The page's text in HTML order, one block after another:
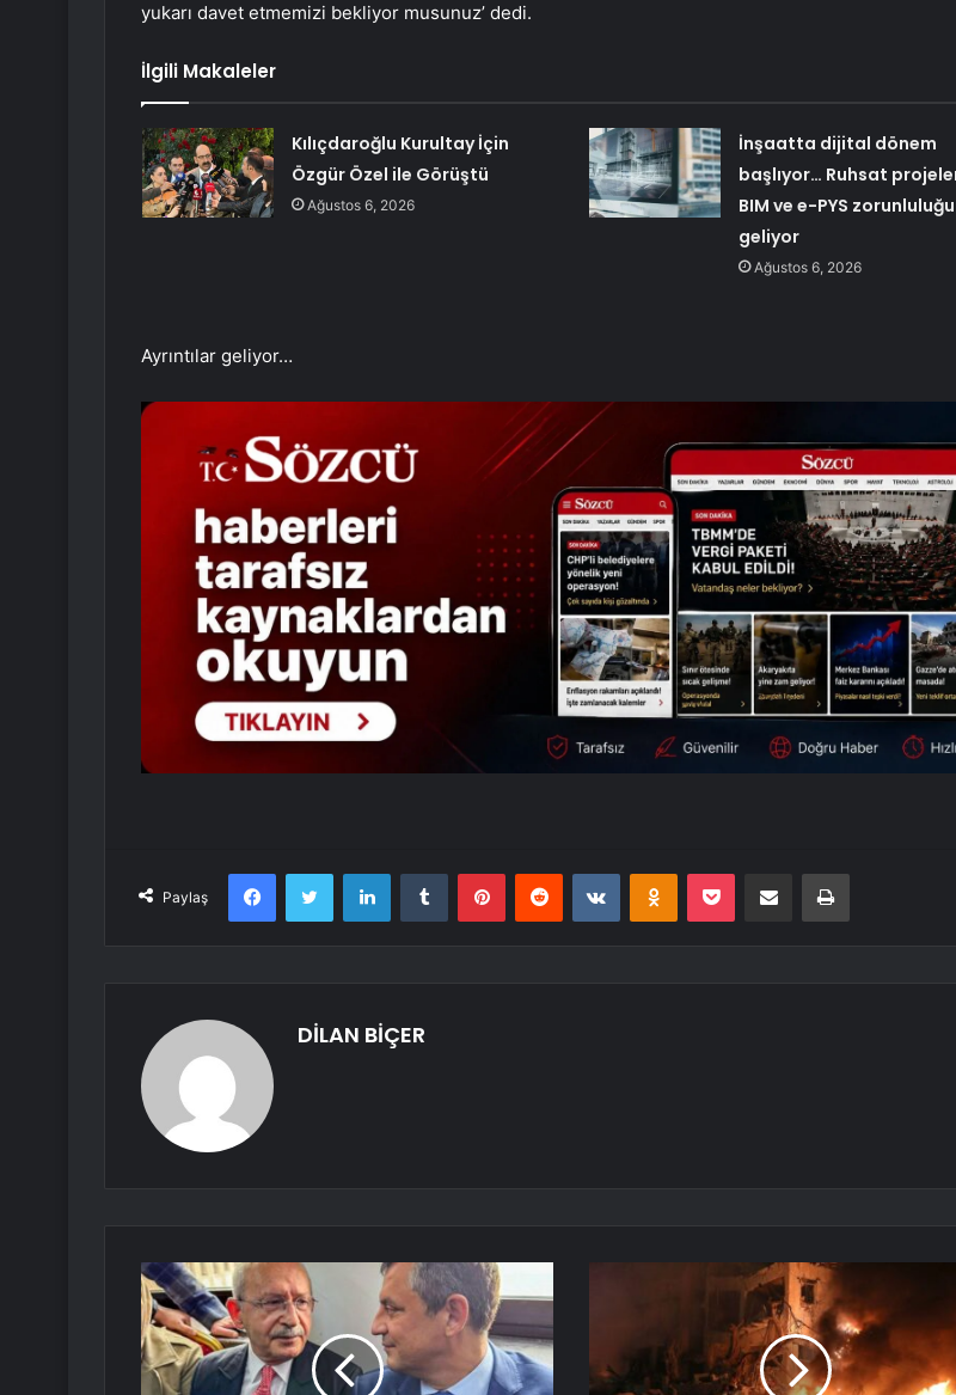
yukarı davet etmemizi bekliyor musunuz’ dedi.
İlgili Makaleler
Kılıçdaroğlu Kurultay İçin
Özgür Özel ile Görüştü
Ağustos 6, 2026
İnşaatta dijital dönem
başlıyor… Ruhsat
BIM ve e-PYS zorunluluğu
geliyor
Ağustos 6, 2026
Ayrıntılar geliyor…
Paylaş
FacebookTwitter LinkedInTumblr PinterestReddit VKontakteOdnoklassniki
Pocket E-Posta ile paylaş Yazdır
DİLAN BİÇER